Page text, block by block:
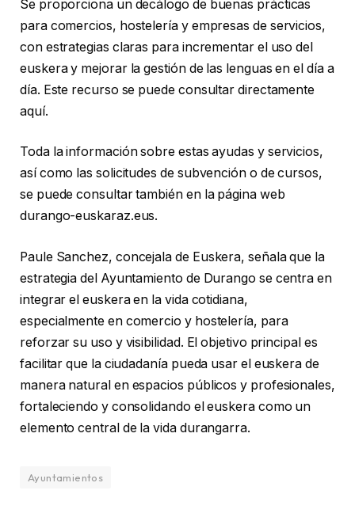
Se proporciona un decálogo de buenas prácticas
para comercios, hostelería y empresas de servicios,
con estrategias claras para incrementar el uso del
euskera y mejorar la gestión de las lenguas en el día a
día. Este recurso se puede consultar directamente
aquí.
Toda la información sobre estas ayudas y servicios,
así como las solicitudes de subvención o de cursos,
se puede consultar también en la página web
durango-euskaraz.eus.
Paule Sanchez, concejala de Euskera, señala que la
estrategia del Ayuntamiento de Durango se centra en
integrar el euskera en la vida cotidiana,
especialmente en comercio y hostelería, para
reforzar su uso y visibilidad. El objetivo principal es
facilitar que la ciudadanía pueda usar el euskera de
manera natural en espacios públicos y profesionales,
fortaleciendo y consolidando el euskera como un
elemento central de la vida durangarra.
Ayuntamientos